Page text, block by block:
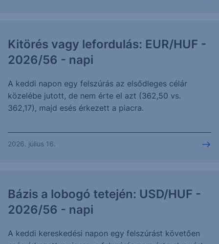
Kitörés vagy lefordulás: EUR/HUF -
2026/56 - napi
A keddi napon egy felszúrás az elsődleges célár
közelébe jutott, de nem érte el azt (362,50 vs.
362,17), majd esés érkezett a piacra.
2026. július 16.
Bázis a lobogó tetején: USD/HUF -
2026/56 - napi
A keddi kereskedési napon egy felszúrást követően